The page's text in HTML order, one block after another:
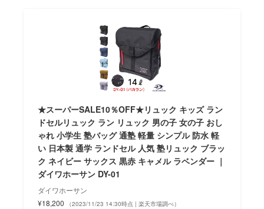
★スーパーSALE10％OFF★リュック キッズ ラン
ドセルリュック ラン リュック 男の子 女の子 おし
ゃれ 小学生 塾バッグ 通塾 軽量 シンプル 防水 軽
い 日本製 通学 ランドセル 人気 塾リュック ブラッ
ク ネイビー サックス 黒赤 キャメル ラベンダー ｜
ダイワホーサン DY-01
ダイワホーサン
¥18,200
（2023/11/23 14:30時点 | 楽天市場調べ）